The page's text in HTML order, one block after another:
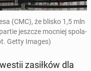
(CMC), że blisko 1,5 mln
jeszcze mocniej spo­la­
Getty Images)
za­sił­ków dla